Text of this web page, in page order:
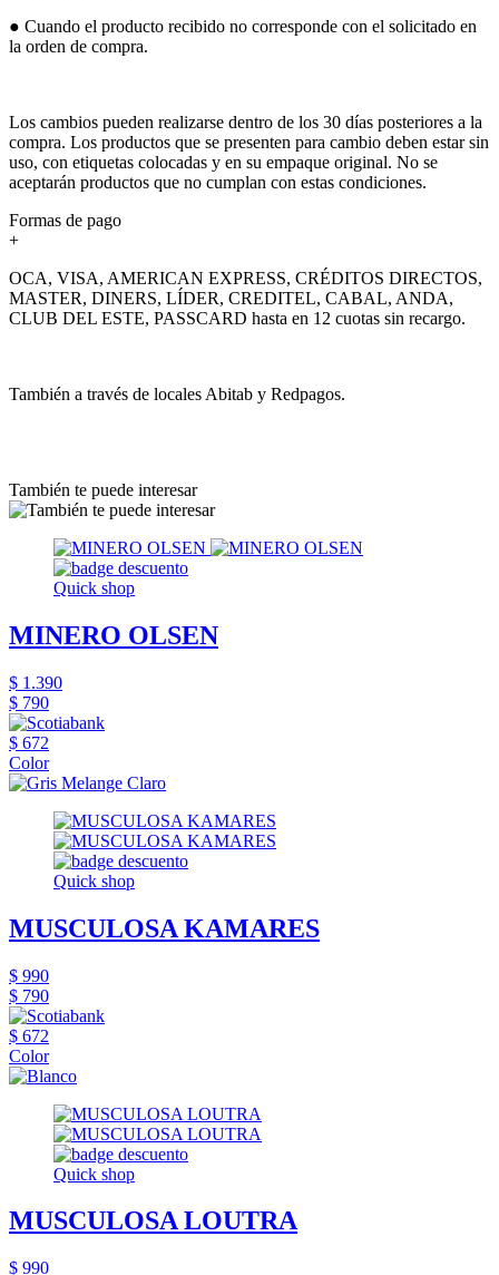
● Cuando el producto recibido no corresponde con el solicitado en
la orden de compra.
Los cambios pueden realizarse dentro de los 30 días posteriores a la
compra. Los productos que se presenten para cambio deben estar sin
uso, con etiquetas colocadas y en su empaque original. No se
aceptarán productos que no cumplan con estas condiciones.
Formas de pago
+
OCA, VISA, AMERICAN EXPRESS, CRÉDITOS DIRECTOS,
MASTER, DINERS, LÍDER, CREDITEL, CABAL, ANDA,
CLUB DEL ESTE, PASSCARD hasta en 12 cuotas sin recargo.
También a través de locales Abitab y Redpagos.
También te puede interesar
Quick shop
MINERO OLSEN
$ 1.390
$ 790
$ 672
Color
Quick shop
MUSCULOSA KAMARES
$ 990
$ 790
$ 672
Color
Quick shop
MUSCULOSA LOUTRA
$ 990